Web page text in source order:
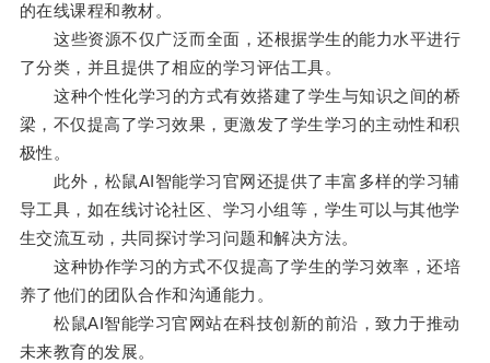
的在线课程和教材。
这些资源不仅广泛而全面，还根据学生的能力水平进行
了分类，并且提供了相应的学习评估工具。
这种个性化学习的方式有效搭建了学生与知识之间的桥
梁，不仅提高了学习效果，更激发了学生学习的主动性和积
极性。
此外，松鼠AI智能学习官网还提供了丰富多样的学习辅
导工具，如在线讨论社区、学习小组等，学生可以与其他学
生交流互动，共同探讨学习问题和解决方法。
这种协作学习的方式不仅提高了学生的学习效率，还培
养了他们的团队合作和沟通能力。
松鼠AI智能学习官网站在科技创新的前沿，致力于推动
未来教育的发展。